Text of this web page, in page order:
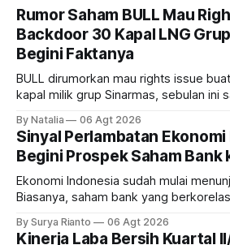
Rumor Saham BULL Mau
Backdoor 30 Kapal LNG
Begini Faktanya
BULL dirumorkan mau rights issue
kapal milik grup Sinarmas, sebulan ini
masih menarik dilirik?
By Natalia 06 Agt 2026
Sinyal Perlambatan
Begini Prospek Saham Bank
Ekonomi Indonesia sudah mulai
Biasanya, saham bank yang
bank ke depannya?
By Surya Rianto 06 Agt 2026
Kinerja Laba Bersih Kuartal